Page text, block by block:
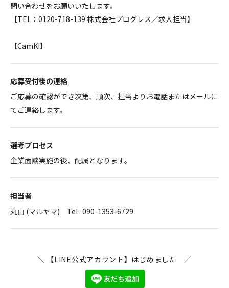
問い合わせをお願いいたします。
【TEL：0120-718-139 株式会社プログレス／求人担当】
【CamKI】
応募受付後の連絡
ご応募の確認ができ次第、順次、担当よりお電話またはメールに
てご連絡します。
選考プロセス
企業面談実施の後、配属となります。
担当者
丸山 (マルヤマ) Tel : 090-1353-6729
＼ 【LINE公式アカウント】はじめました ／